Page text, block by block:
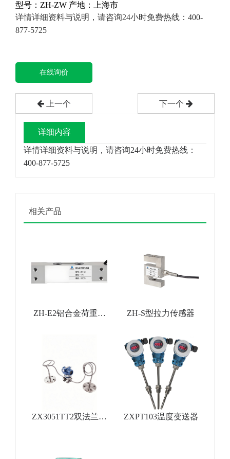
型号：ZH-ZW 产地：上海市
详情详细资料与说明，请咨询24小时免费热线：400-
877-5725
在线询价
上一个 下一个
详细内容
详情详细资料与说明，请咨询24小时免费热线：
400-877-5725
相关产品
ZH-E2铝合金荷重传
ZH-S型拉力传感器
ZX3051TT2双法兰差
ZXPT103温度变送器